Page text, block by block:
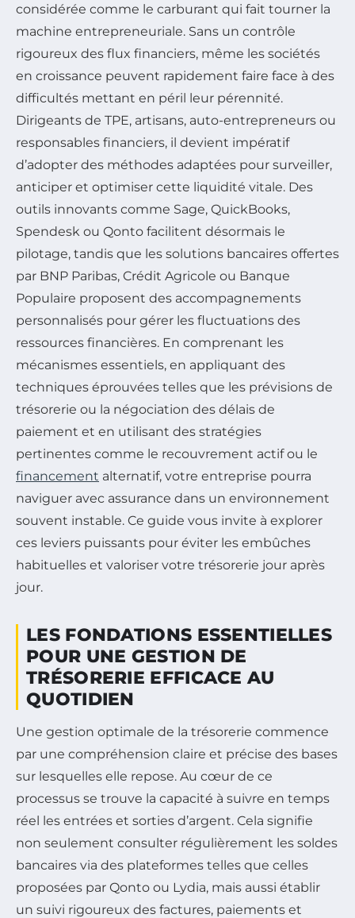
considérée comme le carburant qui fait tourner la
machine entrepreneuriale. Sans un contrôle
rigoureux des flux financiers, même les sociétés
en croissance peuvent rapidement faire face à des
difficultés mettant en péril leur pérennité.
Dirigeants de TPE, artisans, auto-entrepreneurs ou
responsables financiers, il devient impératif
d’adopter des méthodes adaptées pour surveiller,
anticiper et optimiser cette liquidité vitale. Des
outils innovants comme Sage, QuickBooks,
Spendesk ou Qonto facilitent désormais le
pilotage, tandis que les solutions bancaires offertes
par BNP Paribas, Crédit Agricole ou Banque
Populaire proposent des accompagnements
personnalisés pour gérer les fluctuations des
ressources financières. En comprenant les
mécanismes essentiels, en appliquant des
techniques éprouvées telles que les prévisions de
trésorerie ou la négociation des délais de
paiement et en utilisant des stratégies
pertinentes comme le recouvrement actif ou le
financement alternatif, votre entreprise pourra
naviguer avec assurance dans un environnement
souvent instable. Ce guide vous invite à explorer
ces leviers puissants pour éviter les embûches
habituelles et valoriser votre trésorerie jour après
jour.
LES FONDATIONS ESSENTIELLES
POUR UNE GESTION DE
TRÉSORERIE EFFICACE AU
QUOTIDIEN
Une gestion optimale de la trésorerie commence
par une compréhension claire et précise des bases
sur lesquelles elle repose. Au cœur de ce
processus se trouve la capacité à suivre en temps
réel les entrées et sorties d’argent. Cela signifie
non seulement consulter régulièrement les soldes
bancaires via des plateformes telles que celles
proposées par Qonto ou Lydia, mais aussi établir
un suivi rigoureux des factures, paiements et